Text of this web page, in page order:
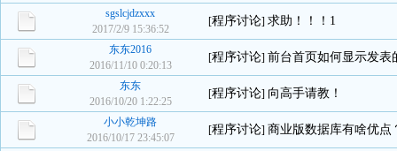
sgslcjdzxxx
2017/2/9 15:36:52
[程序讨论] 求助！！！1
东东2016
2016/11/10 0:20:13
[程序讨论] 前台首页如何显示发表
东东
2016/10/20 1:22:25
[程序讨论] 向高手请教！
小小乾坤路
2016/10/17 23:45:07
[程序讨论] 商业版数据库有啥优点